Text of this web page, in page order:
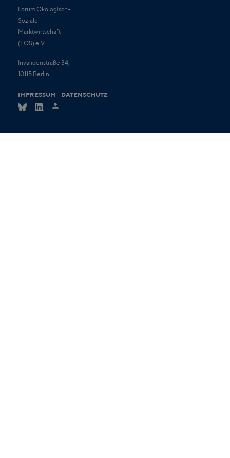
Forum Ökologisch-
Soziale
Marktwirtschaft
(FÖS) e.V.
Invalidenstraße 34,
10115 Berlin
IMPRESSUM DATENSCHUTZ